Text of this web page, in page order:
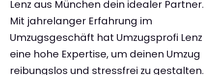
Lenz aus München dein idealer Partner.
Mit jahrelanger Erfahrung im
Umzugsgeschäft hat Umzugsprofi Lenz
eine hohe Expertise, um deinen Umzug
reibungslos und stressfrei zu gestalten.